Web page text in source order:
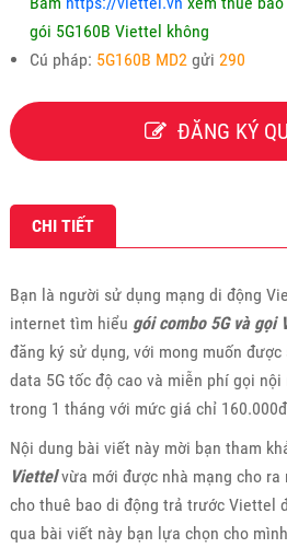
gói 5G160B Viettel không
Cú pháp: 5G160B MD2 gửi 290
ĐĂNG KÝ
CHI TIẾT
Bạn là người sử dụng mạng di động
internet tìm hiểu gói combo 5G và gọi
đăng ký sử dụng, với mong muốn
data 5G tốc độ cao và miễn phí gọi
trong 1 tháng với mức giá chỉ
Nội dung bài viết này mời bạn tham
Viettelvừa mới được nhà mạng cho ra
cho thuê bao di động trả trước Viettel
qua bài viết này bạn lựa chọn cho